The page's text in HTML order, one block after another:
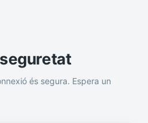
és segura. Espera un